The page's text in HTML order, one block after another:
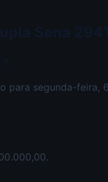
para segunda-feira,